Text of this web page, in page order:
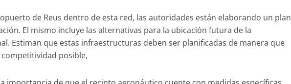
de Reus dentro de esta red, las autoridades están elaborando un plan
El mismo incluye las alternativas para la ubicación futura de la
Estiman que estas infraestructuras deben ser planificadas de manera que
posible,